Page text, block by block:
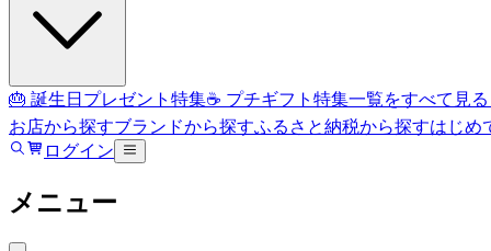
🎂 誕生日プレゼント特集☕ プチギフト特集一覧をすべて見
お店から探すブランドから探すふるさと納税から探すはじめ
ログイン
メニュー